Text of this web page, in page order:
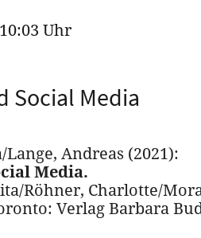
Uhr
Social Media
Andreas (2021):
Media.
Röhner, Charlotte/
Verlag Barbara